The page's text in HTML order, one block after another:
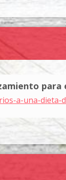
para
a-una-